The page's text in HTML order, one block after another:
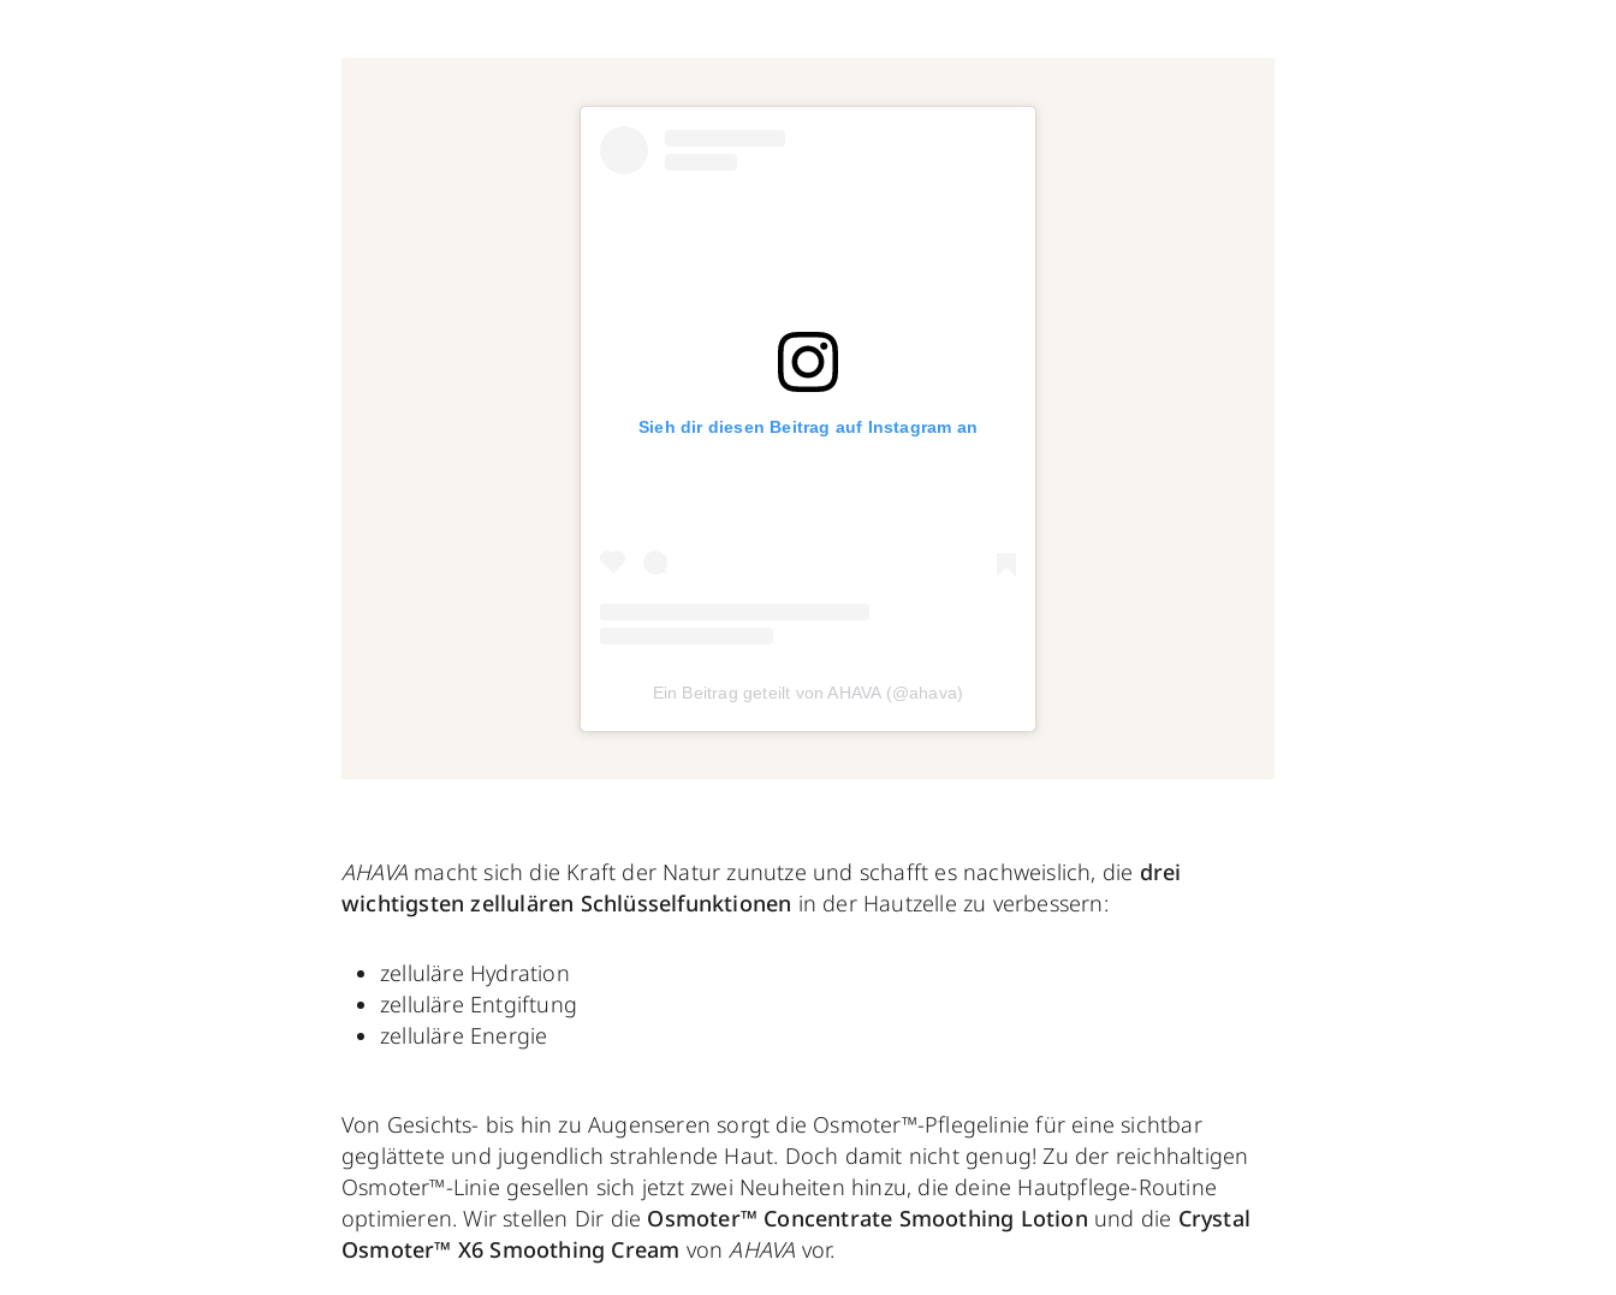
Sieh dir diesen Beitrag auf Instagram an
Ein Beitrag geteilt von AHAVA (@ahava)
AHAVA macht sich die Kraft der Natur zunutze und schafft es nachweislich, die drei
wichtigsten zellulären Schlüsselfunktionen in der Hautzelle zu verbessern:
zelluläre Hydration
zelluläre Entgiftung
zelluläre Energie
Von Gesichts- bis hin zu Augenseren sorgt die Osmoter™-Pflegelinie für eine sichtbar
geglättete und jugendlich strahlende Haut. Doch damit nicht genug! Zu der reichhaltigen
Osmoter™-Linie gesellen sich jetzt zwei Neuheiten hinzu, die deine Hautpflege-Routine
optimieren. Wir stellen Dir die Osmoter™ Concentrate Smoothing Lotion und die Crystal
Osmoter™ X6 Smoothing Cream vonAHAVA vor.